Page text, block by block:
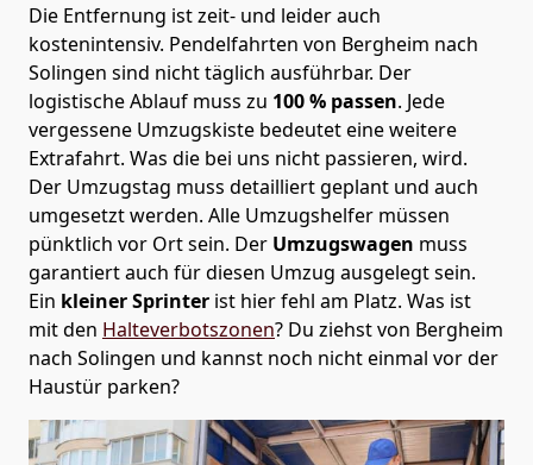
Die Entfernung ist zeit- und leider auch
kostenintensiv. Pendelfahrten von Bergheim nach
Solingen sind nicht täglich ausführbar. Der
logistische Ablauf muss zu 100 % passen. Jede
vergessene Umzugskiste bedeutet eine weitere
Extrafahrt. Was die bei uns nicht passieren, wird.
Der Umzugstag muss detailliert geplant und auch
umgesetzt werden. Alle Umzugshelfer müssen
pünktlich vor Ort sein. Der Umzugswagen muss
garantiert auch für diesen Umzug ausgelegt sein.
Ein kleiner Sprinter ist hier fehl am Platz. Was ist
mit den Halteverbotszonen? Du ziehst von Bergheim
nach Solingen und kannst noch nicht einmal vor der
Haustür parken?